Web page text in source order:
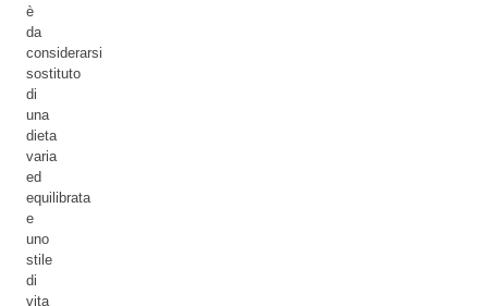
è
da
considerarsi
sostituto
di
una
dieta
varia
ed
equilibrata
e
uno
stile
di
vita